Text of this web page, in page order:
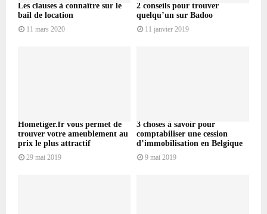
Les clauses à connaître sur le
bail de location
11 mars 2020
2 conseils pour trouver
quelqu’un sur Badoo
11 janvier 2019
Hometiger.fr vous permet de
trouver votre ameublement au
prix le plus attractif
29 mai 2019
3 choses à savoir pour
comptabiliser une cession
d’immobilisation en Belgique
9 mai 2019